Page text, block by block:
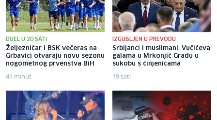
DUEL U 20 SATI
Željezničar i BSK večeras na
Grbavici otvaraju novu sezonu
nogometnog prvenstva BiH
41 minut
IZGUBLJEN U PREVODU
Srbijanci i muslimani: Vučićeva
galama u Mrkonjić Gradu u
sukobu s činjenicama
19 sati